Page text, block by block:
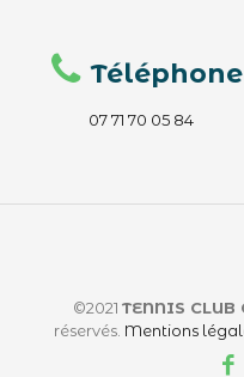
Téléphone
07 71 70 05 84
©2021 TENNIS CLUB
réservés. Mentions